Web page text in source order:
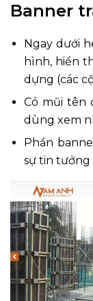
Banner
Ngay dưới
hình, hiển
dựng (các
Có mũi tên
dùng xem
Phần
sự tin tưởng